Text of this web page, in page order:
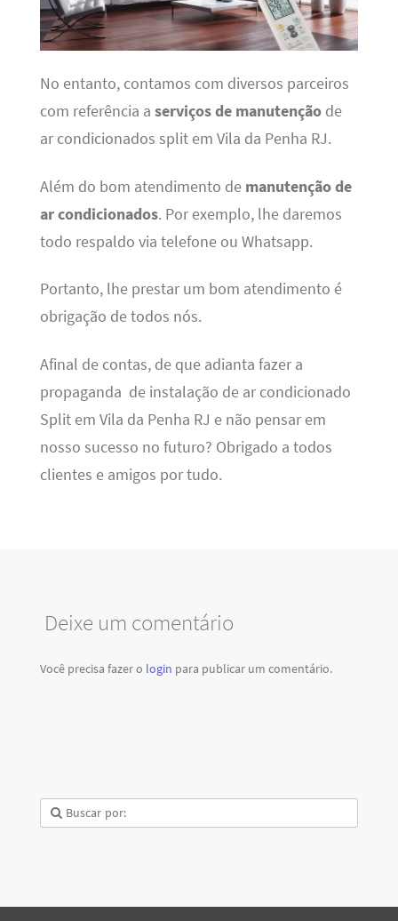
No entanto, contamos com diversos parceiros
com referência a serviços de manutençãode
ar condicionados split em Vila da Penha RJ.
Além do bom atendimento de manutenção de
ar condicionados. Por exemplo, lhe daremos
todo respaldo via telefone ou Whatsapp.
Portanto, lhe prestar um bom atendimento é
obrigação de todos nós.
Afinal de contas, de que adianta fazer a
propaganda de instalação de ar condicionado
Split em Vila da Penha RJ e não pensar em
nosso sucesso no futuro? Obrigado a todos
clientes e amigos por tudo.
Deixe um comentário
Você precisa fazer o login para publicar um comentário.